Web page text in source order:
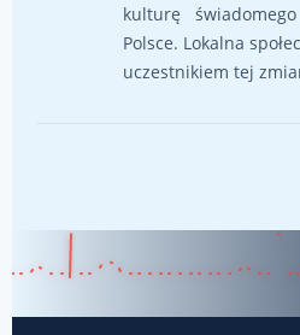
kulturę
Polsce. Lokalna
uczestnikiem tej